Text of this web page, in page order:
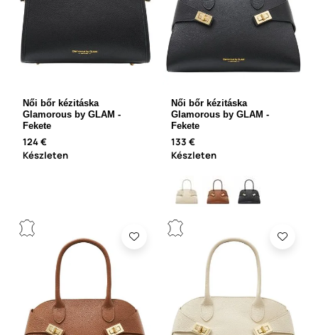
Női bőr kézitáska
Glamorous by GLAM -
Fekete
124 €
Készleten
Női bőr kézitáska
Glamorous by GLAM -
Fekete
133 €
Készleten